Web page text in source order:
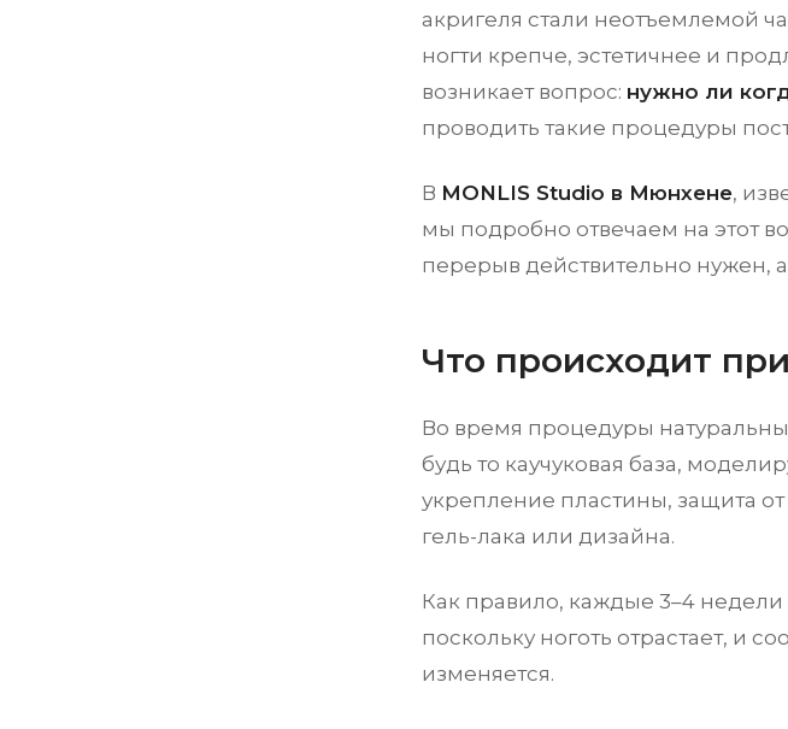
акригеля стали неотъемлемой
ногти крепче, эстетичнее и
возникает вопрос: нужно ли
проводить такие процедуры
В MONLIS Studio в Мюнхене,
мы подробно отвечаем на этот
перерыв действительно нужен,
Что происходит
Во время процедуры
будь то каучуковая база,
укрепление пластины, защита
гель-лака или дизайна.
Как правило, каждые 3–4
поскольку ноготь отрастает, и
изменяется.